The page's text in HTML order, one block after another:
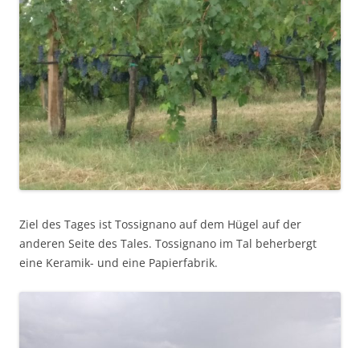
Ziel des Tages ist Tossignano auf dem Hügel auf der
anderen Seite des Tales. Tossignano im Tal beherbergt
eine Keramik- und eine Papierfabrik.